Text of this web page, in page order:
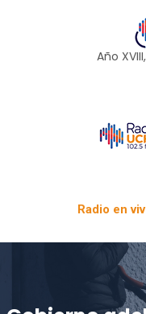
Año
Radio en